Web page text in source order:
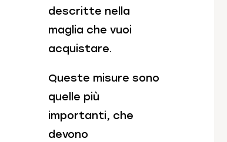
descritte nella
maglia che vuoi
acquistare.
Queste misure sono
quelle più
importanti, che
devono